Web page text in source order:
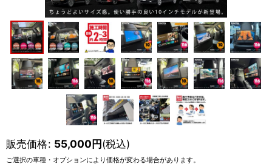
販売価格: 55,000円(税込)